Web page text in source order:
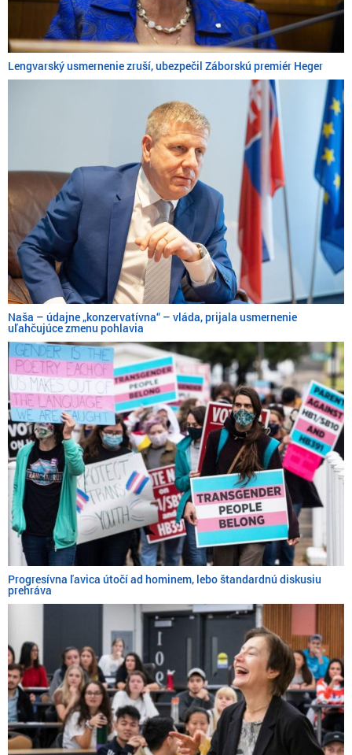
Lengvarský usmernenie zruší, ubezpečil Záborskú premiér Heger
Naša – údajne „konzervatívna“ – vláda, prijala usmernenie
uľahčujúce zmenu pohlavia
Progresívna ľavica útočí ad hominem, lebo štandardnú diskusiu
prehráva